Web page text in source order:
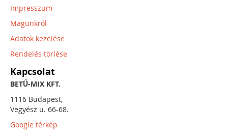
Impresszum
Magunkról
Adatok kezelése
Rendelés törlése
Kapcsolat
BETŰ-MIX KFT.
1116 Budapest,
Vegyész u. 66-68.
Google térkép